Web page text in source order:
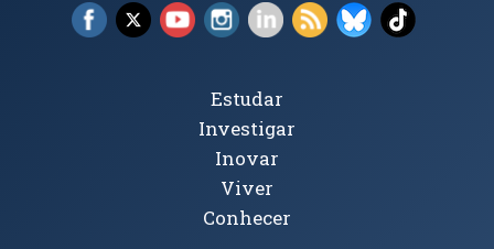
Facebook (abre em nova janela)
X (abre em nova janela)
YouTube (abre em nova janela)
Instagram (abre em nova janela)
LinkedIn (abre em nova
RSS (abre em nova
Bluesky (abre
TikTok
Tópicos Principais
Estudar
Investigar
Inovar
Viver
Conhecer